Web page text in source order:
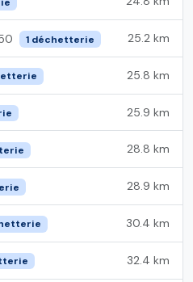
1 déchetterie 25.2 km
25.8 km
25.9 km
28.8 km
28.9 km
30.4 km
32.4 km